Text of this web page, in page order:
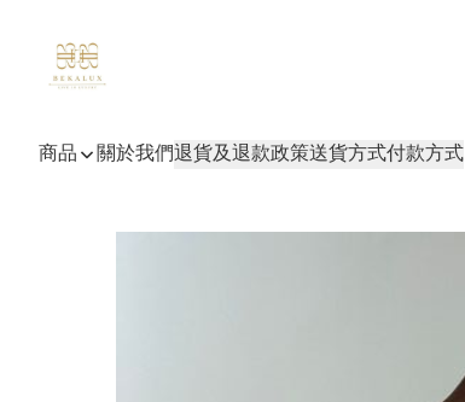
商品 關於我們退貨及退款政策送貨方式付款方式